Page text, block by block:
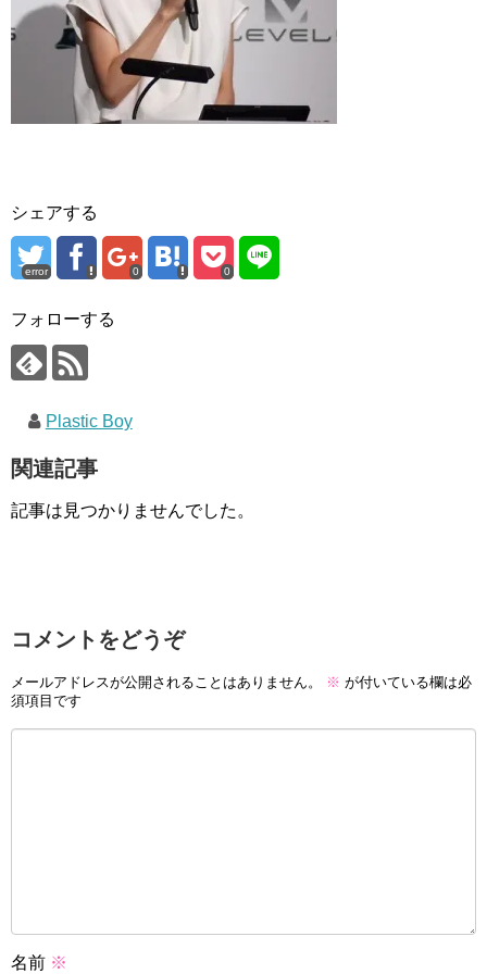
シェアする
error 0 0
フォローする
Plastic Boy
関連記事
記事は見つかりませんでした。
コメントをどうぞ
メールアドレスが公開されることはありません。 ※ が付いている欄は必
須項目です
名前 ※